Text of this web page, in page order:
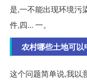
是,一不能出现环境污
件,四... 一。
农村哪些土地可
这个问题简单说,我以